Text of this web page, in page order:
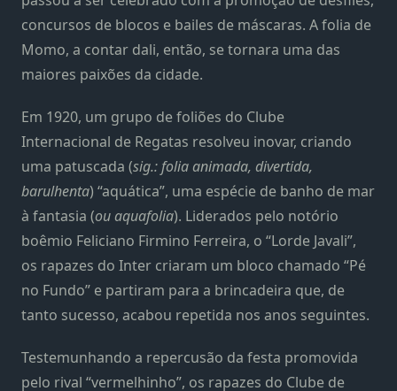
concursos de blocos e bailes de máscaras. A folia de
Momo, a contar dali, então, se tornara uma das
maiores paixões da cidade.
Em 1920, um grupo de foliões do Clube
Internacional de Regatas resolveu inovar, criando
uma patuscada (sig.: folia animada, divertida,
barulhenta) “aquática”, uma espécie de banho de mar
à fantasia (ou aquafolia). Liderados pelo notório
boêmio Feliciano Firmino Ferreira, o “Lorde Javali”,
os rapazes do Inter criaram um bloco chamado “Pé
no Fundo” e partiram para a brincadeira que, de
tanto sucesso, acabou repetida nos anos seguintes.
Testemunhando a repercusão da festa promovida
pelo rival “vermelhinho”, os rapazes do Clube de